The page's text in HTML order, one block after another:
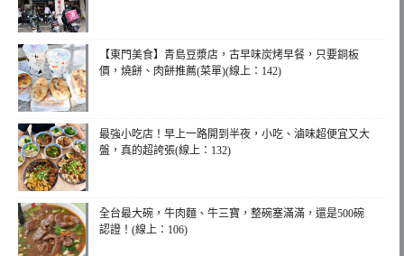
【東門美食】青島豆漿店，古早味炭烤早餐，只要銅板
價，燒餅、肉餅推薦(菜單)(線上：142)
最強小吃店！早上一路開到半夜，小吃、滷味超便宜又大
盤，真的超誇張(線上：132)
全台最大碗，牛肉麵、牛三寶，整碗塞滿滿，還是500碗
認證！(線上：106)